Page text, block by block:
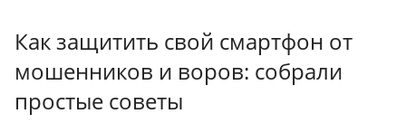
Как защитить свой смартфон от
мошенников и воров: собрали
простые советы